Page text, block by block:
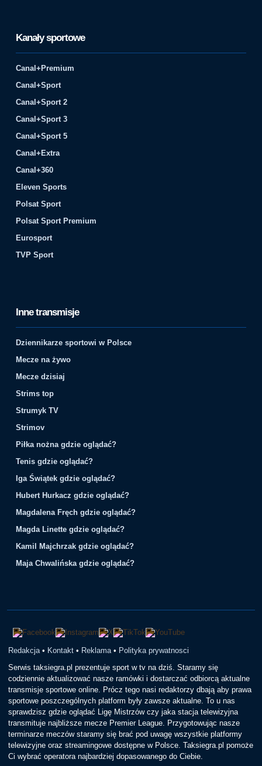
Kanały sportowe
Canal+Premium
Canal+Sport
Canal+Sport 2
Canal+Sport 3
Canal+Sport 5
Canal+Extra
Canal+360
Eleven Sports
Polsat Sport
Polsat Sport Premium
Eurosport
TVP Sport
Inne transmisje
Dziennikarze sportowi w Polsce
Mecze na żywo
Mecze dzisiaj
Strims top
Strumyk TV
Strimov
Piłka nożna gdzie oglądać?
Tenis gdzie oglądać?
Iga Świątek gdzie oglądać?
Hubert Hurkacz gdzie oglądać?
Magdalena Fręch gdzie oglądać?
Magda Linette gdzie oglądać?
Kamil Majchrzak gdzie oglądać?
Maja Chwalińska gdzie oglądać?
Redakcja • Kontakt • Reklama • Polityka prywatnosci
Serwis taksiegra.pl prezentuje sport w tv na dziś. Staramy się
codziennie aktualizować nasze ramówki i dostarczać odbiorcą aktualne
transmisje sportowe online. Prócz tego nasi redaktorzy dbają aby prawa
sportowe poszczególnych platform były zawsze aktualne. To u nas
sprawdzisz gdzie oglądać Ligę Mistrzów czy jaka stacja telewizyjna
transmituje najbliższe mecze Premier League. Przygotowując nasze
terminarze meczów staramy się brać pod uwagę wszystkie platformy
telewizyjne oraz streamingowe dostępne w Polsce. Taksiegra.pl pomoże
Ci wybrać operatora najbardziej dopasowanego do Ciebie.